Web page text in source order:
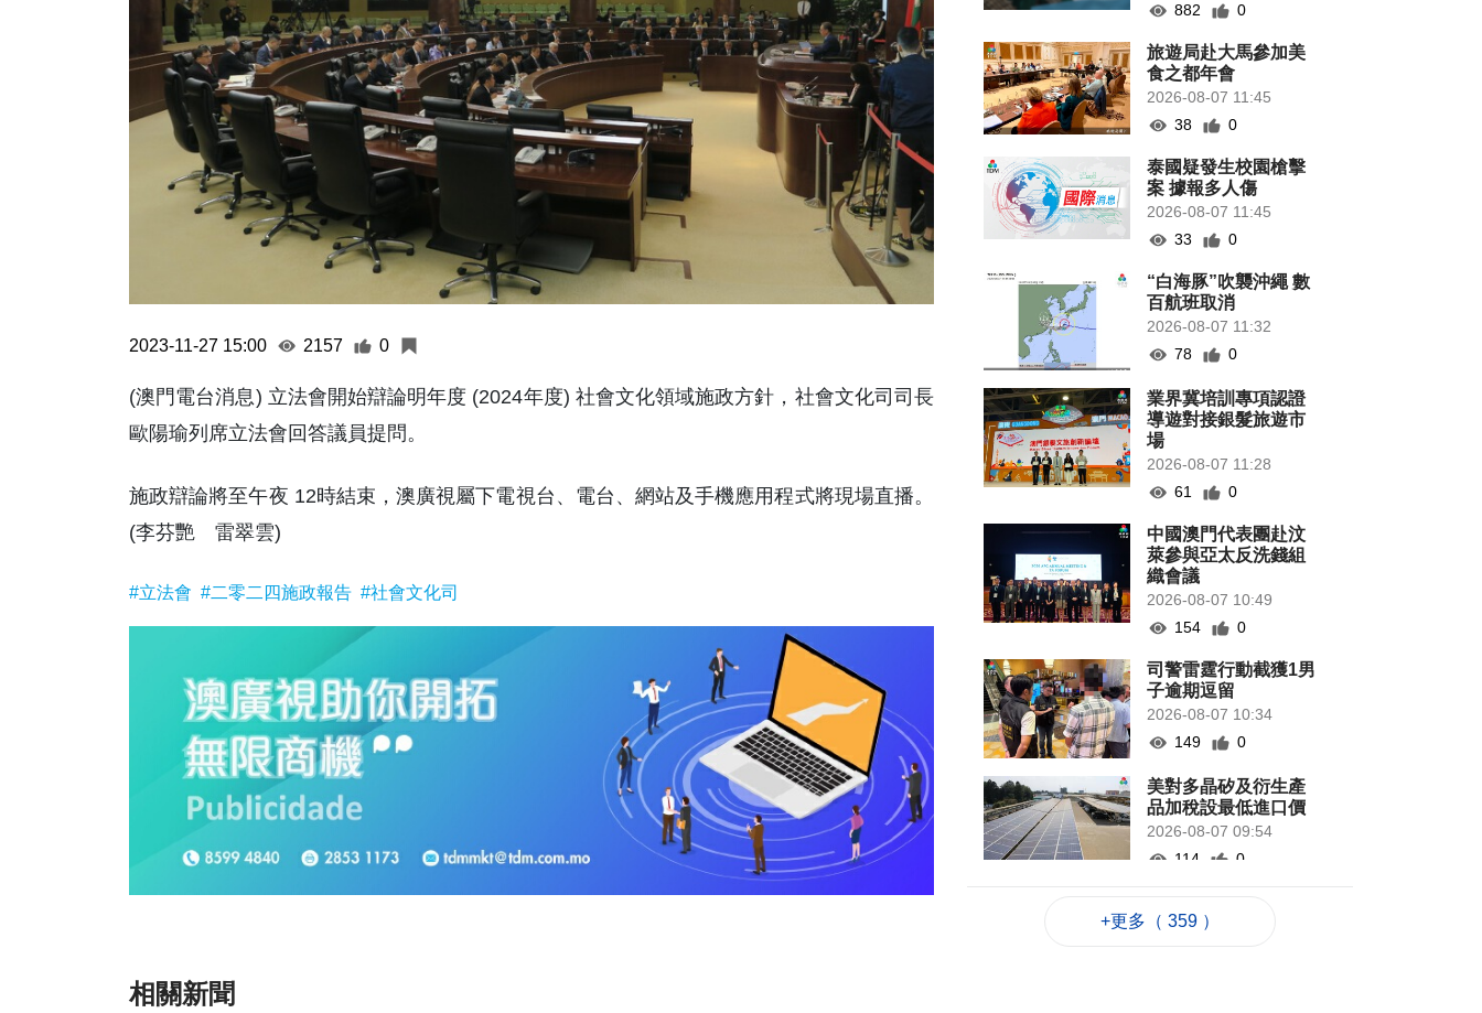
2023-11-27 15:00 2157 0
(澳門電台消息) 立法會開始辯論明年度 (2024年度) 社會文化領域施政方針，社會文化司司長
歐陽瑜列席立法會回答議員提問。
施政辯論將至午夜 12時結束，澳廣視屬下電視台、電台、網站及手機應用程式將現場直播。
(李芬艷 雷翠雲)
#立法會 #二零二四施政報告 #社會文化司
相關新聞
882
0
旅遊局赴大馬參加美
食之都年會
2026-08-07 11:45
38
0
泰國疑發生校園槍擊
案 據報多人傷
2026-08-07 11:45
33
0
“白海豚”吹襲沖繩 數
百航班取消
2026-08-07 11:32
78
0
業界冀培訓專項認證
導遊對接銀髮旅遊市
場
2026-08-07 11:28
61
0
中國澳門代表團赴汶
萊參與亞太反洗錢組
織會議
2026-08-07 10:49
154
0
司警雷霆行動截獲1男
子逾期逗留
2026-08-07 10:34
149
0
美對多晶矽及衍生產
品加稅設最低進口價
2026-08-07 09:54
114
0
邊境施襲釀11傷
+更多（ 359 ）